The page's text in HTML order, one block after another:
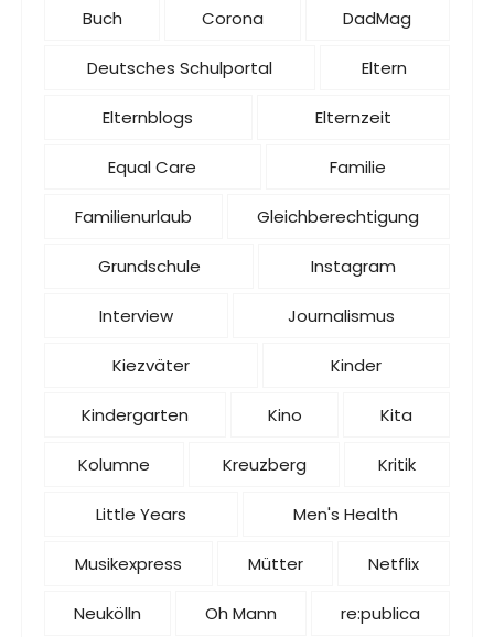
Buch Corona DadMag
Deutsches Schulportal Eltern
Elternblogs Elternzeit
Equal Care Familie
Familienurlaub Gleichberechtigung
Grundschule Instagram
Interview Journalismus
Kiezväter Kinder
Kindergarten Kino Kita
Kolumne Kreuzberg Kritik
Little Years Men's Health
Musikexpress Mütter Netflix
Neukölln Oh Mann re:publica